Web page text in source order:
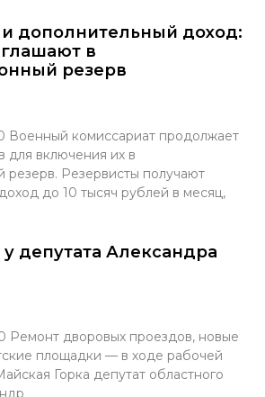
дополнительный доход:
в
резерв
Военный комиссариат продолжает
для включения их в
резерв. Резервисты получают
до 10 тысяч рублей в месяц,
депутата Александра
Ремонт дворовых проездов, новые
площадки — в ходе рабочей
Горка депутат областного